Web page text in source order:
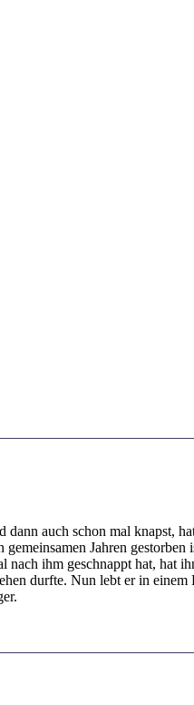
auch schon mal knapst,
Jahren gestorben
nach ihm geschnappt hat, hat
durfte. Nun lebt er in einem